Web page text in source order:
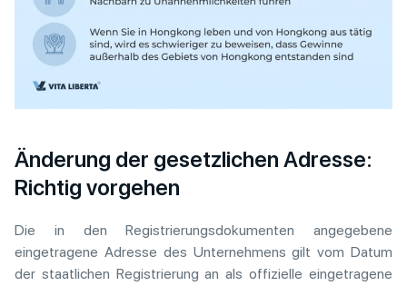
Änderung der gesetzlichen Adresse:
Richtig vorgehen
Die in den Registrierungsdokumenten angegebene
eingetragene Adresse des Unternehmens gilt vom Datum
der staatlichen Registrierung an als offizielle eingetragene